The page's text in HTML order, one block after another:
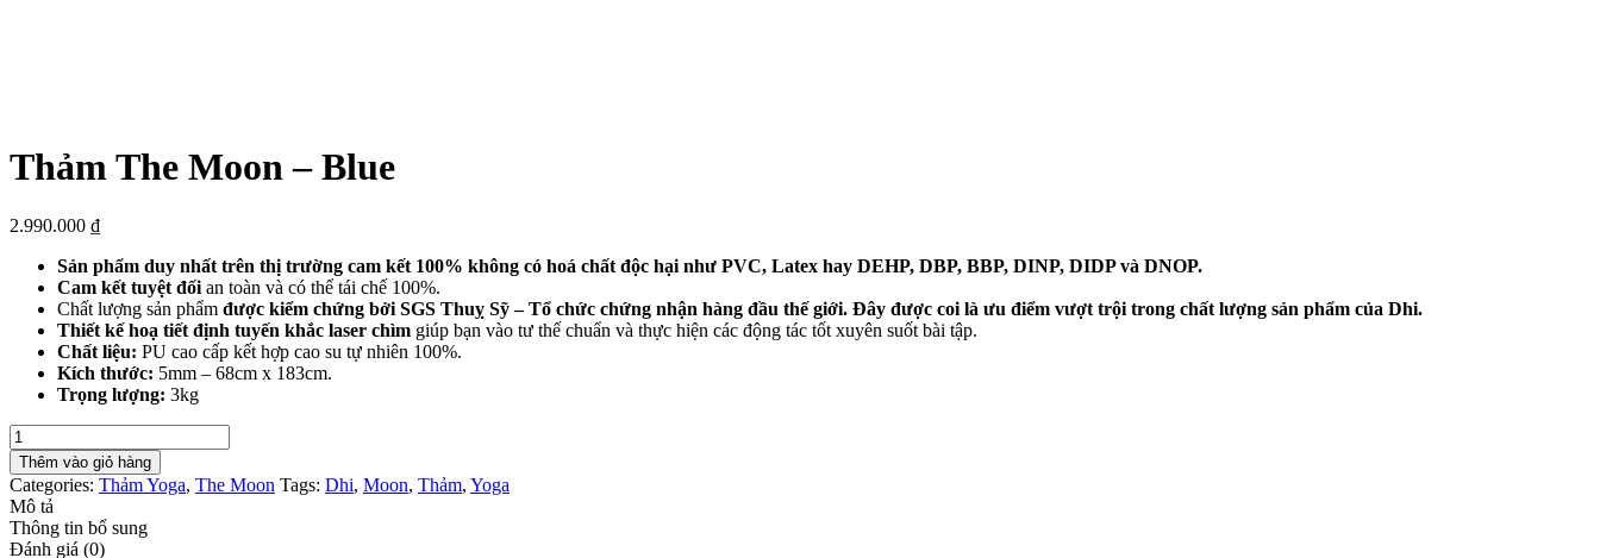
Thảm The Moon – Blue
2.990.000 ₫
Sản phẩm duy nhất trên thị trường cam kết 100% không có hoá chất độc hại như PVC, Latex hay DEHP, DBP, BBP, DINP, DIDP và DNOP.
Cam kết tuyệt đối an toàn và có thể tái chế 100%.
Chất lượng sản phẩm được kiểm chứng bởi SGS Thuỵ Sỹ – Tổ chức chứng nhận hàng đầu thế giới. Đây được coi là ưu điểm vượt trội trong chất lượng sản phẩm của Dhi.
Thiết kế hoạ tiết định tuyến khắc laser chìm giúp bạn vào tư thế chuẩn và thực hiện các động tác tốt xuyên suốt bài tập.
Chất liệu: PU cao cấp kết hợp cao su tự nhiên 100%.
Kích thước: 5mm – 68cm x 183cm.
Trọng lượng: 3kg
Thảm
The
Moon
-
Blue
số
Thêm vào giỏ hàng
Categories: Thảm Yoga, The Moon Tags: Dhi, Moon, Thảm, Yoga
Mô tả
Thông tin bổ sung
Đánh giá (0)